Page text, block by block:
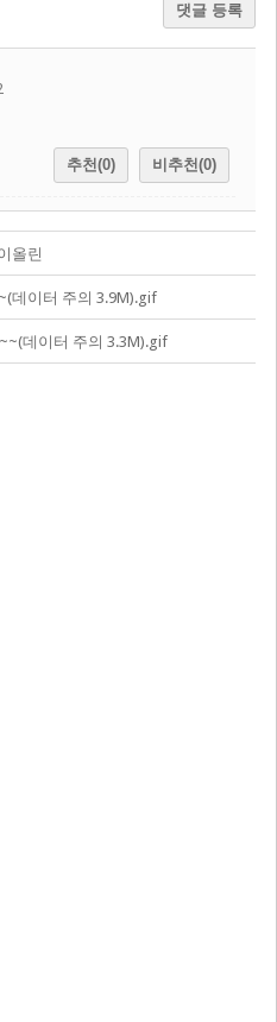
댓글 등록
추천(0) 비추천(0)
올린
데이터 주의 3.9M).gif
데이터 주의 3.3M).gif